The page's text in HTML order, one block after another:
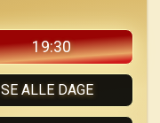
19:30
SE ALLE DAGE